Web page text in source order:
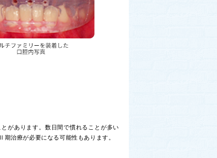
があります。数日間で慣れることが多い
治療が必要になる可能性もあります。